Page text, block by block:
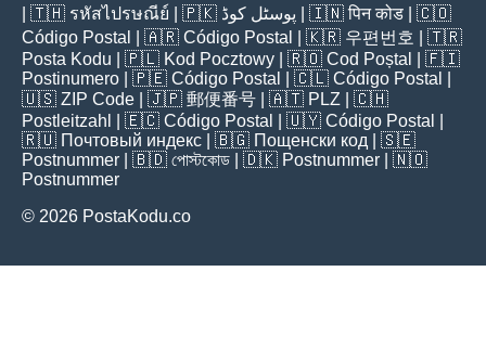
| 🇹🇭 รหัสไปรษณีย์ | 🇵🇰 پوسٹل کوڈ | 🇮🇳पिन कोड | 🇨🇴
Código Postal
| 🇦🇷 Código Postal | 🇰🇷 우편번호
| 🇹🇷
Posta Kodu | 🇵🇱 Kod Pocztowy | 🇷🇴 Cod Poștal
| 🇫🇮
Postinumero | 🇵🇪 Código Postal | 🇨🇱 Código Postal
🇺🇸 ZIP Code | 🇯🇵 郵便番号 | 🇦🇹 PLZ | 🇨🇭
Postleitzahl
| 🇪🇨 Código Postal | 🇺🇾 Código Postal
🇷🇺 Почтовый индекс | 🇧🇬 Пощенски код | 🇸🇪
Postnummer | 🇧🇩 পোস্টকোড | 🇩🇰 Postnummer | 🇳🇴
Postnummer
© 2026 PostaKodu.co